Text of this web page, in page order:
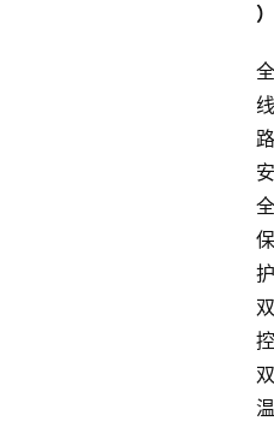
）
全
线
路
安
全
保
护
双
控
双
温